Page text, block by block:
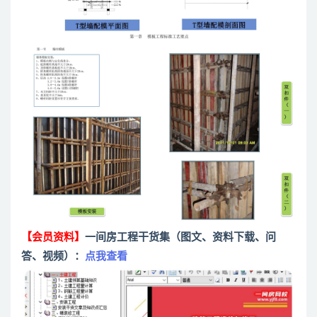
【会员资料】 一间房工程干货集（图文、资料下载、问
答、视频）：
点我查看